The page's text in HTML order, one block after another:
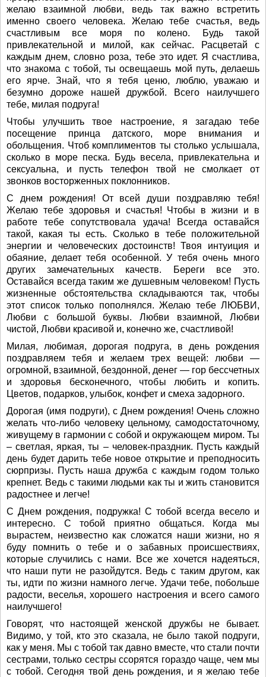
желаю взаимной любви, ведь так важно встретить
именно своего человека. Желаю тебе счастья, ведь
счастливым все моря по колено. Будь такой
привлекательной и милой, как сейчас. Расцветай с
каждым днем, словно роза, тебе это идет. Я счастлива,
что знакома с тобой, ты освещаешь мой путь, делаешь
его ярче. Знай, что я тебя ценю, люблю, уважаю и
безумно дороже нашей дружбой. Всего наилучшего
тебе, милая подруга!
Чтобы улучшить твое настроение, я загадаю тебе
посещение принца датского, море внимания и
обольщения. Чтоб комплиментов ты столько услышала,
сколько в море песка. Будь весела, привлекательна и
сексуальна, и пусть телефон твой не смолкает от
звонков восторженных поклонников.
С днем рождения! От всей души поздравляю тебя!
Желаю тебе здоровья и счастья! Чтобы в жизни и в
работе тебе сопутствовала удача! Всегда оставайся
такой, какая ты есть. Сколько в тебе положительной
энергии и человеческих достоинств! Твоя интуиция и
обаяние, делает тебя особенной. У тебя очень много
других замечательных качеств. Береги все это.
Оставайся всегда таким же душевным человеком! Пусть
жизненные обстоятельства складываются так, чтобы
этот список только пополнялся. Желаю тебе ЛЮБВИ,
Любви с большой буквы. Любви взаимной, Любви
чистой, Любви красивой и, конечно же, счастливой!
Милая, любимая, дорогая подруга, в день рождения
поздравляем тебя и желаем трех вещей: любви —
огромной, взаимной, бездонной, денег — гор бессчетных
и здоровья бесконечного, чтобы любить и копить.
Цветов, подарков, улыбок, конфет и смеха задорного.
Дорогая (имя подруги), с Днем рождения! Очень сложно
желать что-либо человеку цельному, самодостаточному,
живущему в гармонии с собой и окружающем миром. Ты
– светлая, яркая, ты – человек-праздник. Пусть каждый
день будет дарить тебе новое открытие и преподносить
сюрпризы. Пусть наша дружба с каждым годом только
крепнет. Ведь с такими людьми как ты и жить становится
радостнее и легче!
С Днем рождения, подружка! С тобой всегда весело и
интересно. С тобой приятно общаться. Когда мы
вырастем, неизвестно как сложатся наши жизни, но я
буду помнить о тебе и о забавных происшествиях,
которые случились с нами. Все же хочется надеяться,
что наши пути не разойдутся. Ведь с таким другом, как
ты, идти по жизни намного легче. Удачи тебе, побольше
радости, веселья, хорошего настроения и всего самого
наилучшего!
Говорят, что настоящей женской дружбы не бывает.
Видимо, у той, кто это сказала, не было такой подруги,
как у меня. Мы с тобой так давно вместе, что стали почти
сестрами, только сестры ссорятся гораздо чаще, чем мы
с тобой. Сегодня твой день рождения, и я желаю тебе